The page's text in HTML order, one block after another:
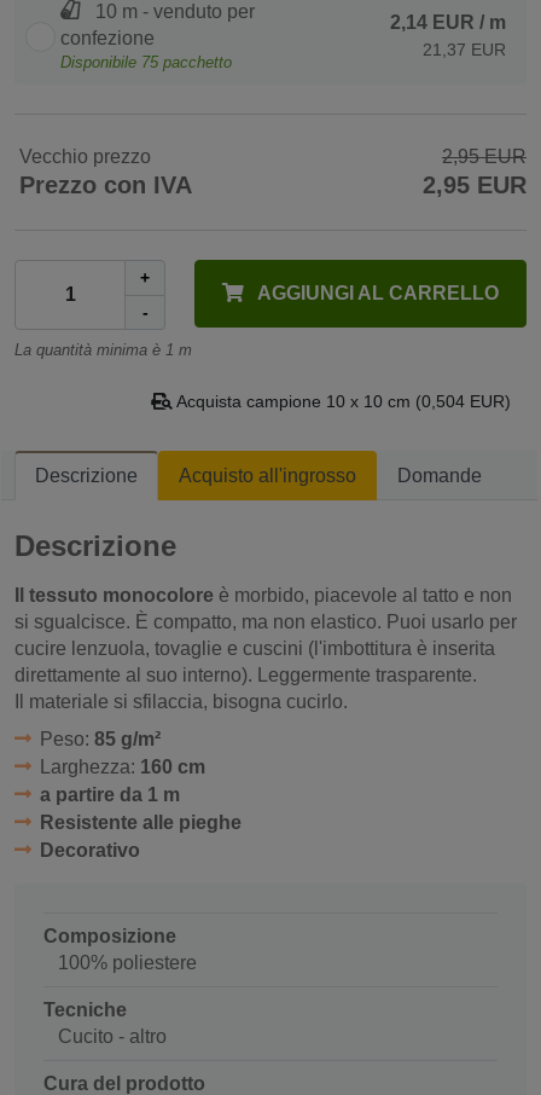
10 m - venduto per
confezione
Disponibile 75 pacchetto
2,14 EUR / m
21,37 EUR
Vecchio prezzo 2,95 EUR
Prezzo con IVA 2,95 EUR
+
-
AGGIUNGI AL CARRELLO
La quantità minima è 1 m
Acquista campione 10 x 10 cm (0,504 EUR)
Descrizione Acquisto all'ingrosso Domande
Descrizione
Il tessuto monocolore è morbido, piacevole al tatto e non
si sgualcisce. È compatto, ma non elastico. Puoi usarlo per
cucire lenzuola, tovaglie e cuscini (l'imbottitura è inserita
direttamente al suo interno). Leggermente trasparente.
Il materiale si sfilaccia, bisogna cucirlo.
Peso: 85 g/m²
Larghezza: 160 cm
a partire da 1 m
Resistente alle pieghe
Decorativo
Composizione
100% poliestere
Tecniche
Cucito - altro
Cura del prodotto